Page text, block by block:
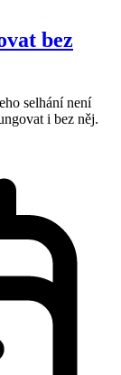
bez
selhání není
i bez něj.